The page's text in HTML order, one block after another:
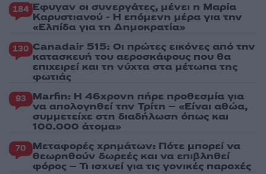
184 Έφυγαν οι συνεργάτες, μένει η Μαρία
Καρυστιανού - Η επόμενη μέρα για την
«Ελπίδα για τη Δημοκρατία»
130 Canadair 515: Οι πρώτες εικόνες από την
κατασκευή του αεροσκάφους που θα
επιχειρεί και τη νύχτα στα μέτωπα της
φωτιάς
93 Marfin: Η 46χρονη πήρε προθεσμία για
να απολογηθεί την Τρίτη – «Είναι αθώα,
συμμετείχε στη διαδήλωση όπως και
100.000 άτομα»
70 Μεταφορές χρημάτων: Πότε μπορεί να
θεωρηθούν δωρεές και να επιβληθεί
φόρος – Τι ισχυεί για τις γονικές παροχές